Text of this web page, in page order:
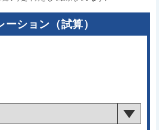
ション（試算）